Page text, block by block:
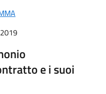
e i suoi